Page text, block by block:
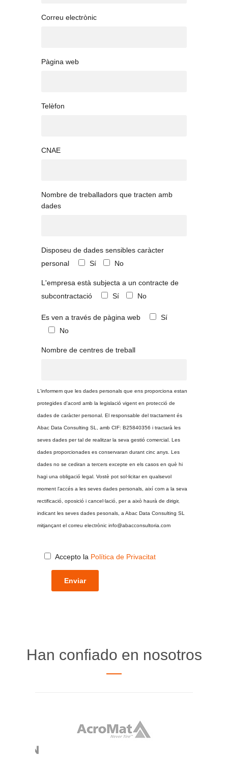
Correu electrònic
Pàgina web
Telèfon
CNAE
Nombre de treballadors que tracten amb
dades
Disposeu de dades sensibles caràcter
personal
Sí No
L'empresa està subjecta a un contracte de
subcontractació
Sí No
Es ven a través de pàgina web
Sí
No
Nombre de centres de treball
L'informem que les dades personals que ens proporciona estan
protegides d'acord amb la legislació vigent en protecció de
dades de caràcter personal. El responsable del tractament és
Abac Data Consulting SL, amb CIF: B25840356 i tractarà les
seves dades per tal de realitzar la seva gestió comercial. Les
dades proporcionades es conservaran durant cinc anys. Les
dades no se cediran a tercers excepte en els casos en què hi
hagi una obligació legal. Vostè pot sol·licitar en qualsevol
moment l'accés a les seves dades personals, així com a la seva
rectificació, oposició i cancel·lació, per a això haurà de dirigir,
indicant les seves dades pesonals, a Abac Data Consulting SL
mitjançant el correu electrònic info@abacconsultoria.com
Accepto la Política de Privacitat
Han confiado en nosotros